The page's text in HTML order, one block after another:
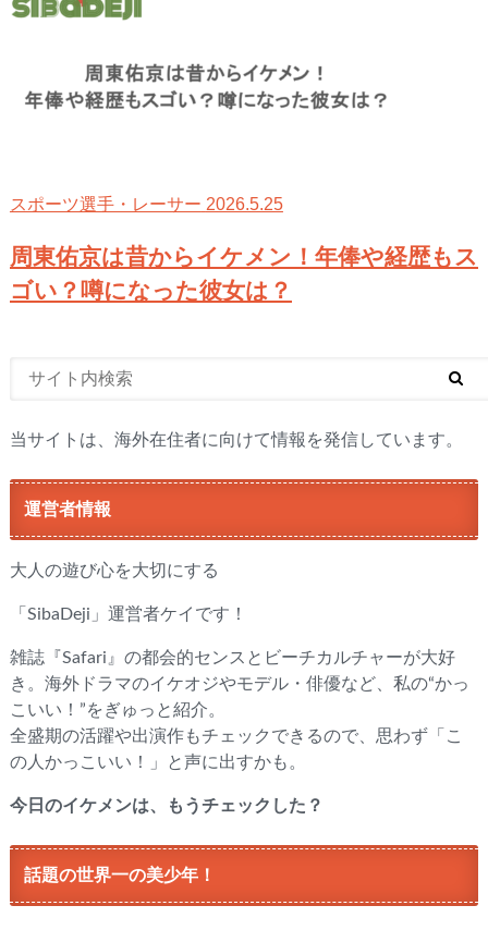
スポーツ選手・レーサー 2026.5.25
周東佑京は昔からイケメン！年俸や経歴もス
ゴい？噂になった彼女は？
当サイトは、海外在住者に向けて情報を発信しています。
運営者情報
大人の遊び心を大切にする
「SibaDeji」運営者ケイです！
雑誌『Safari』の都会的センスとビーチカルチャーが大好
き。海外ドラマのイケオジやモデル・俳優など、私の“かっ
こいい！”をぎゅっと紹介。
全盛期の活躍や出演作もチェックできるので、思わず「こ
の人かっこいい！」と声に出すかも。
今日のイケメンは、もうチェックした？
話題の世界一の美少年！